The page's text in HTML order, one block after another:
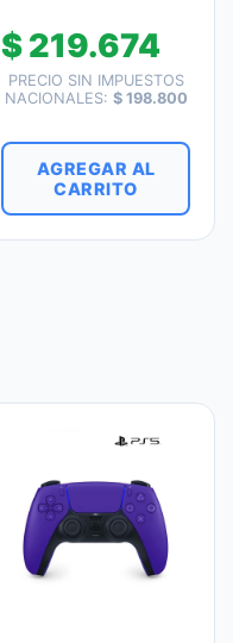
$219.674
PRECIO SIN IMPUESTOS
NACIONALES: $198.800
AGREGAR AL
CARRITO